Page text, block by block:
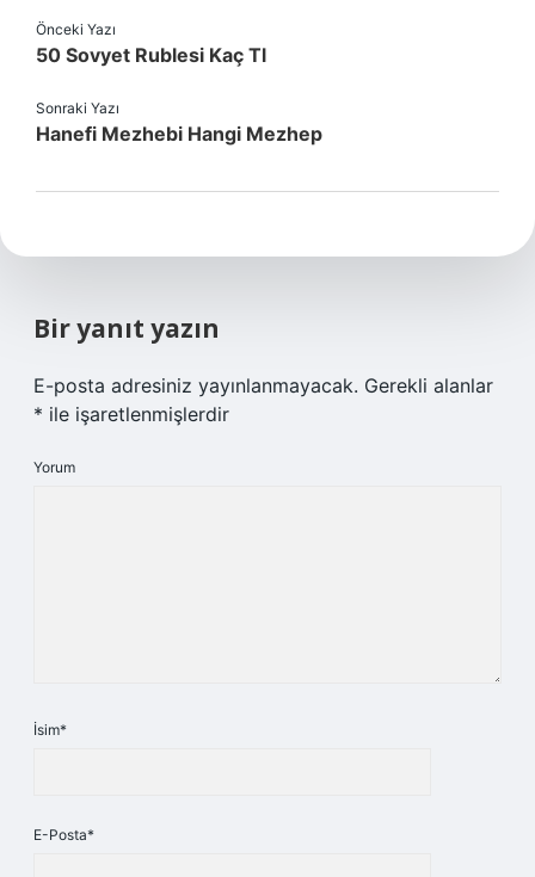
Önceki Yazı
50 Sovyet Rublesi Kaç Tl
Sonraki Yazı
Hanefi Mezhebi Hangi Mezhep
Bir yanıt yazın
E-posta adresiniz yayınlanmayacak. Gerekli alanlar
* ile işaretlenmişlerdir
Yorum
İsim*
E-Posta*